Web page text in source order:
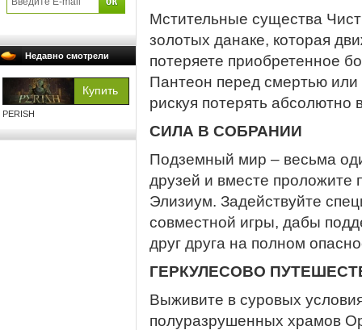
Недавно смотрели
PERISH
Мстительные существа
золотых данаке, которая
потеряете приобретенное
Пантеон перед смертью
рискуя потерять абсолютно
СИЛА В СОБРАНИИ
Подземный мир – весьма
друзей и вместе проложите
Элизиум. Задействуйте
совместной игры, дабы
друг друга на полном
ГЕРКУЛЕСОВО
Выживите в суровых
полуразрушенных храмов